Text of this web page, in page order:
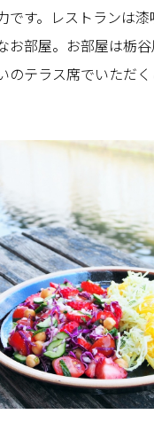
です。レストランは
お部屋。お部屋は栃
のテラス席でいただ